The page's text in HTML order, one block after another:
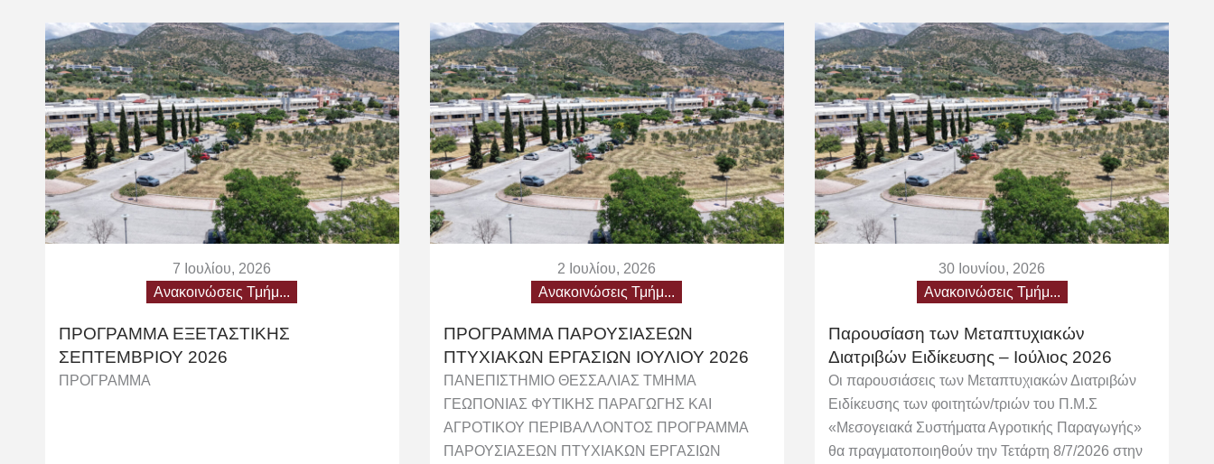
7 Ιουλίου, 2026
Ανακοινώσεις Τμήμ...
ΠΡΟΓΡΑΜΜΑ ΕΞΕΤΑΣΤΙΚΗΣ
ΣΕΠΤΕΜΒΡΙΟΥ 2026
ΠΡΟΓΡΑΜΜΑ
2 Ιουλίου, 2026
Ανακοινώσεις Τμήμ...
ΠΡΟΓΡΑΜΜΑ ΠΑΡΟΥΣΙΑΣΕΩΝ
ΠΤΥΧΙΑΚΩΝ ΕΡΓΑΣΙΩΝ ΙΟΥΛΙΟΥ 2026
ΠΑΝΕΠΙΣΤΗΜΙΟ ΘΕΣΣΑΛΙΑΣ ΤΜΗΜΑ
ΓΕΩΠΟΝΙΑΣ ΦΥΤΙΚΗΣ ΠΑΡΑΓΩΓΗΣ ΚΑΙ
ΑΓΡΟΤΙΚΟΥ ΠΕΡΙΒΑΛΛΟΝΤΟΣ ΠΡΟΓΡΑΜΜΑ
ΠΑΡΟΥΣΙΑΣEΩΝ ΠΤΥΧΙΑΚΩΝ ΕΡΓΑΣΙΩΝ
30 Ιουνίου, 2026
Ανακοινώσεις Τμήμ...
Παρουσίαση των Μεταπτυχιακών
Διατριβών Ειδίκευσης – Ιούλιος 2026
Οι παρουσιάσεις των Μεταπτυχιακών Διατριβών
Ειδίκευσης των φοιτητών/τριών του Π.Μ.Σ
«Μεσογειακά Συστήματα Αγροτικής Παραγωγής»
θα πραγματοποιηθούν την Τετάρτη 8/7/2026 στην